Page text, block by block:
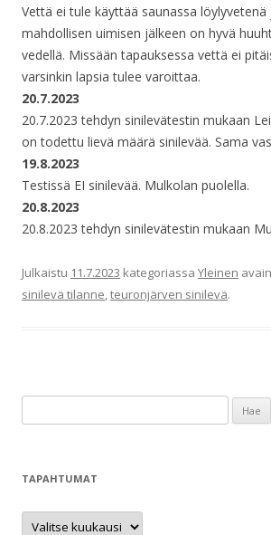
Vettä ei tule käyttää saunassa löylyvetenä
mahdollisen uimisen jälkeen on hyvä
vedellä. Missään tapauksessa vettä ei
varsinkin lapsia tulee varoittaa.
20.7.2023
20.7.2023 tehdyn sinilevätestin mukaan
on todettu lievä määrä sinilevää. Sama
19.8.2023
Testissä EI sinilevää. Mulkolan puolella.
20.8.2023
20.8.2023 tehdyn sinilevätestin mukaan
Julkaistu 11.7.2023 kategoriassa Yleinen
sinilevä tilanne,teuronjärven sinilevä.
a
u
TAPAHTUMAT
T